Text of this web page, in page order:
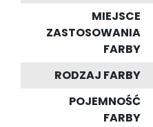
MIEJSCE
ZASTOSOWANIA
FARBY
RODZAJ FARBY
POJEMNOŚĆ
FARBY